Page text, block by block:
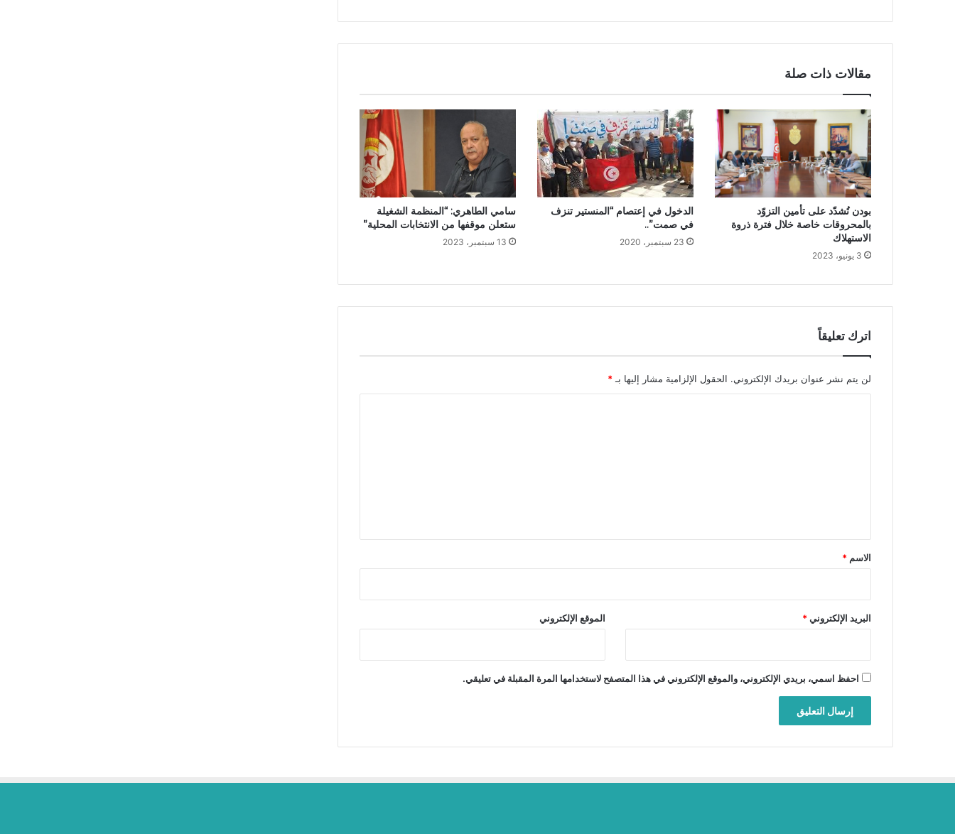
مقالات ذات صلة
بودن تُشدّد على تأمين التزوّد
بالمحروقات خاصة خلال فترة ذروة
الاستهلاك
3 يونيو، 2023
الدخول في إعتصام “المنستير تنزف
في صمت”..
23 سبتمبر، 2020
سامي الطاهري: “المنظمة الشغيلة
ستعلن موقفها من الانتخابات المحلية”
13 سبتمبر، 2023
اترك تعليقاً
لن يتم نشر عنوان بريدك الإلكتروني. الحقول الإلزامية مشار إليها بـ *
*
الاسم *
البريد الإلكتروني* الموقع الإلكتروني
احفظ اسمي، بريدي الإلكتروني، والموقع الإلكتروني في هذا المتصفح لاستخدامها المرة المقبلة في تعليقي.